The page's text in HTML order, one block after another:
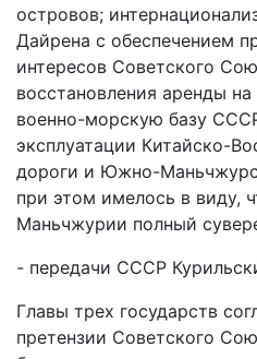
островов;
Дайрена с обеспечением
интересов Советского
восстановления аренды
военно-морскую базу
эксплуатации Китайско-
дороги и Южно-
при этом имелось в виду,
Маньчжурии полный
- передачи СССР
Главы трех государств
претензии Советского